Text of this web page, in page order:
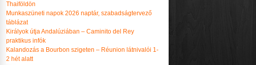
Thaiföldön
Munkaszüneti napok 2026 naptár, szabadságtervező
táblázat
Királyok útja Andalúziában – Caminito del Rey
praktikus infók
Kalandozás a Bourbon szigeten – Réunion látnivalói 1-
2 hét alatt